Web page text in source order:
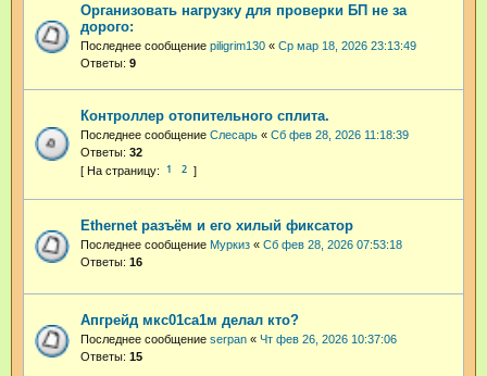
Организовать нагрузку для проверки БП не за
дорого:
Последнее сообщение piligrim130 « Ср мар 18, 2026 23:13:49
Ответы: 9
Контроллер отопительного сплита.
Последнее сообщение Слесарь « Сб фев 28, 2026 11:18:39
Ответы: 32
1 2
Ethernet разъём и его хилый фиксатор
Последнее сообщение Муркиз « Сб фев 28, 2026 07:53:18
Ответы: 16
Апгрейд мкс01са1м делал кто?
Последнее сообщение serpan « Чт фев 26, 2026 10:37:06
Ответы: 15